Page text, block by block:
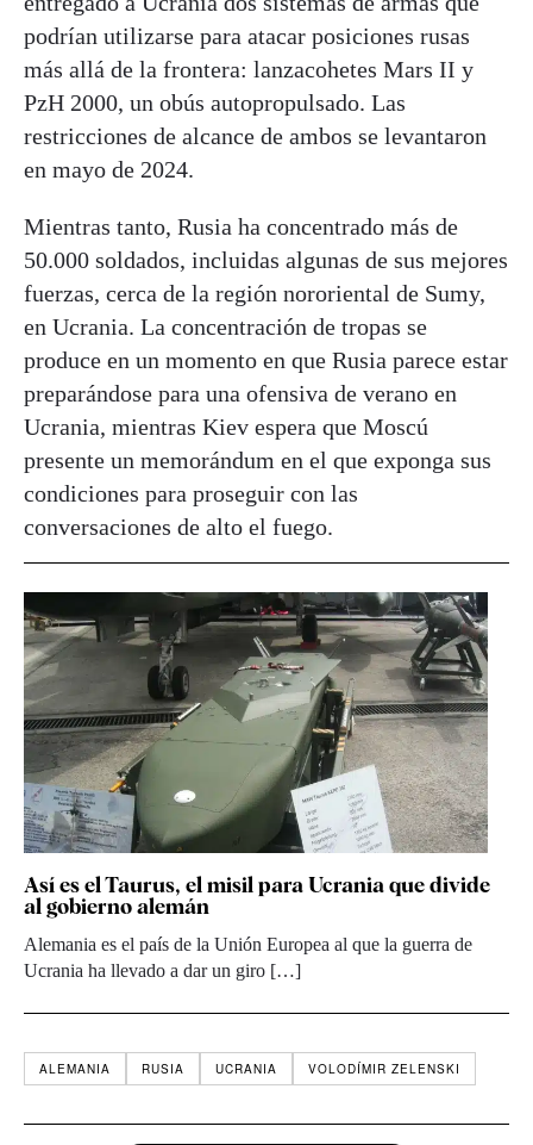
podrían utilizarse para atacar posiciones rusas
más allá de la frontera: lanzacohetes Mars II y
PzH 2000, un obús autopropulsado. Las
restricciones de alcance de ambos se levantaron
en mayo de 2024.
Mientras tanto, Rusia ha concentrado más de
50.000 soldados, incluidas algunas de sus mejores
fuerzas, cerca de la región nororiental de Sumy,
en Ucrania. La concentración de tropas se
produce en un momento en que Rusia parece estar
preparándose para una ofensiva de verano en
Ucrania, mientras Kiev espera que Moscú
presente un memorándum en el que exponga sus
condiciones para proseguir con las
conversaciones de alto el fuego.
Así es el Taurus, el misil para Ucrania que divide
al gobierno alemán
Alemania es el país de la Unión Europea al que la guerra de
Ucrania ha llevado a dar un giro […]
ALEMANIA RUSIA UCRANIA VOLODÍMIR ZELENSKI